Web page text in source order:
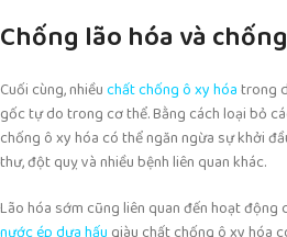
Chống lão hóa và
Cuối cùng, nhiềuchất chống ô xy hóatrong
gốc tự do trong cơ thể. Bằng cách loại bỏ
chống ô xy hóa có thể ngăn ngừa sự khởi
thư, đột quỵ và nhiều bệnh liên quan khác.
Lão hóa sớm cũng liên quan đến hoạt động